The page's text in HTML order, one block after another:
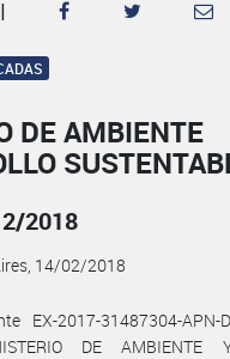
|
DE AMBIENTE
2018
14/02/2018
EX-2017-31487304-APN-
DE AMBIENTE Y